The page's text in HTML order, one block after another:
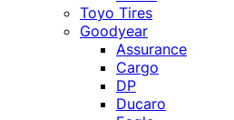
Toyo Tires
Goodyear
Assurance
Cargo
DP
Ducaro